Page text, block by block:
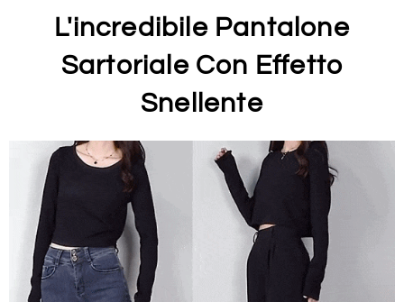
L'incredibile Pantalone
Sartoriale Con Effetto
Snellente